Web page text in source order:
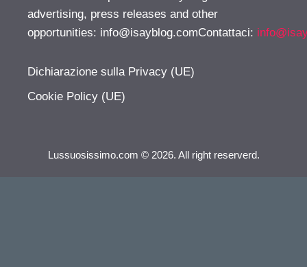
advertising, press releases and other
opportunities: info@isayblog.comContattaci:
Dichiarazione sulla Privacy (UE)
Cookie Policy (UE)
Lussuosissimo.com © 2026. All right reserverd.